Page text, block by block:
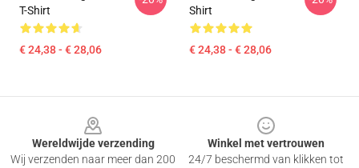
T-Shirt
€ 24,38 - € 28,06
Shirt
€ 24,38 - € 28,06
Wereldwijde verzending
Wij verzenden naar meer dan 200
Winkel met vertrouwen
24/7 beschermd van klikken tot